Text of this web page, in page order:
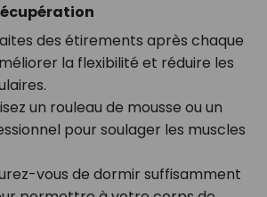
des étirements après chaque
la flexibilité et réduire les
un rouleau de mousse ou un
pour soulager les muscles
vous de dormir suffisamment